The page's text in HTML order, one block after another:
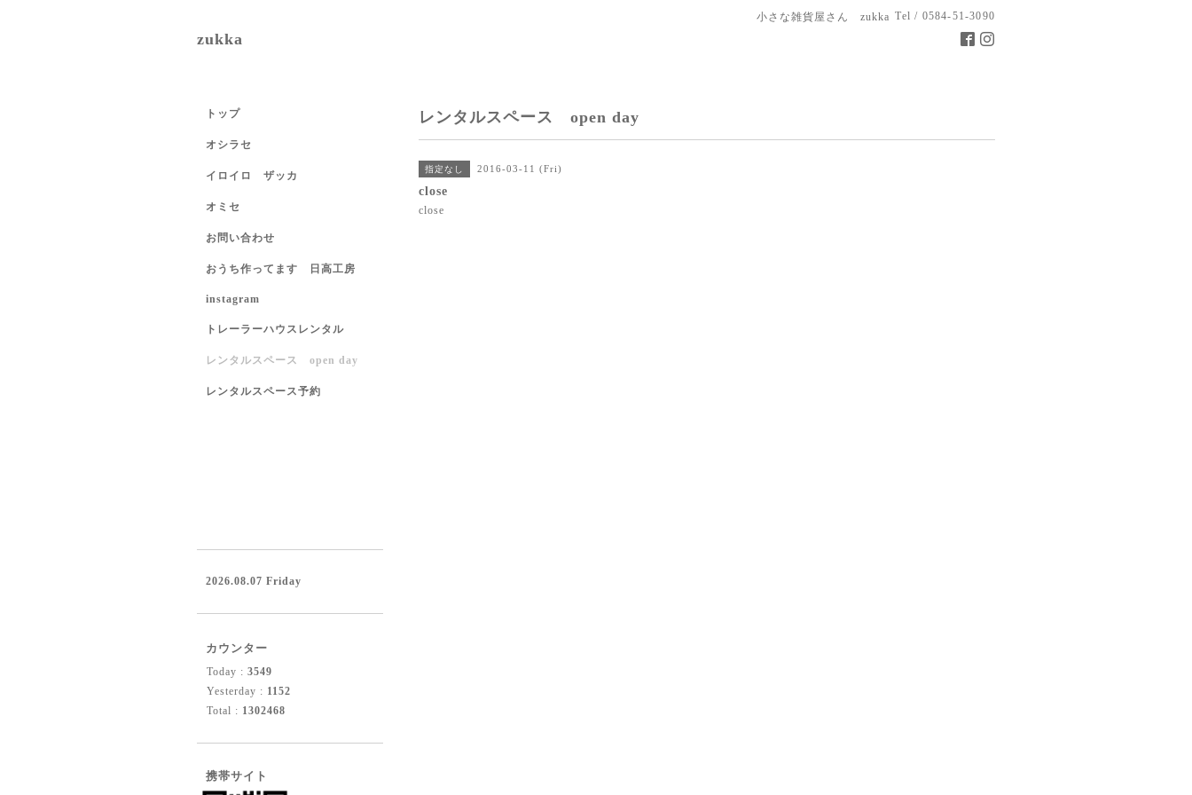
小さな雑貨屋さん zukka Tel / 0584-51-3090
zukka
レンタルスペース open day
指定なし 2016-03-11 (Fri)
close
close
トップ
オシラセ
イロイロ ザッカ
オミセ
お問い合わせ
おうち作ってます 日高工房
instagram
トレーラーハウスレンタル
レンタルスペース open day
レンタルスペース予約
2026.08.07 Friday
カウンター
Today : 3549
Yesterday : 1152
Total : 1302468
携帯サイト